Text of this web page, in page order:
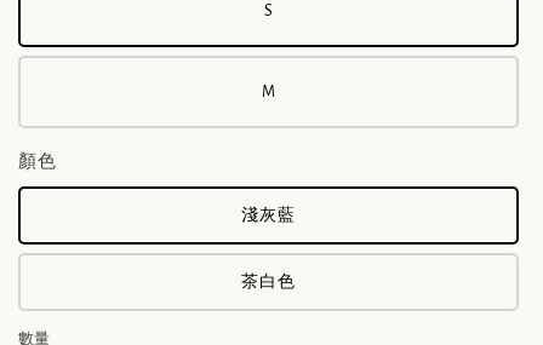
S
M
顏色
淺灰藍
茶白色
數量